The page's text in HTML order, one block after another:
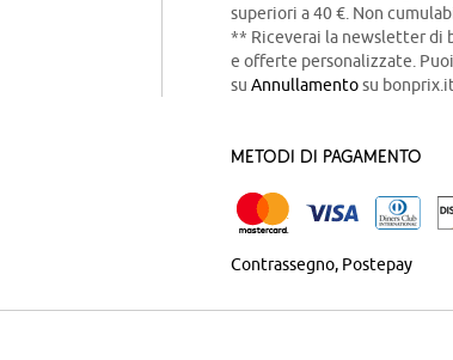
superiori a 40 €. Non
** Riceverai la newsletter di
e offerte personalizzate.
su Annullamentosu
Metodi di pagamento
Contrassegno Postepay